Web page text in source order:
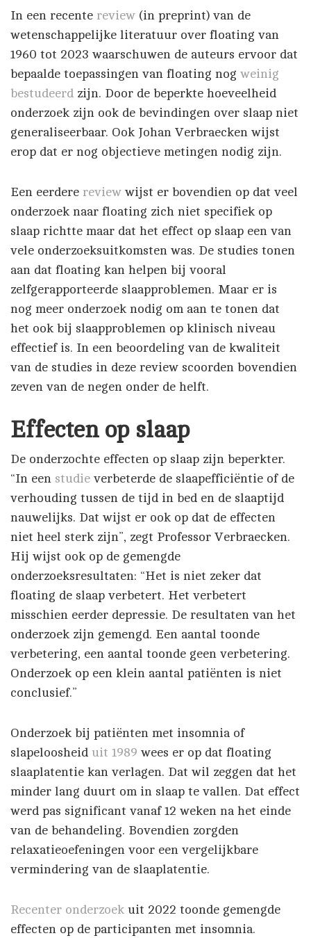
In een recente review (in preprint) van de
wetenschappelijke literatuur over floating van
1960 tot 2023 waarschuwen de auteurs ervoor dat
bepaalde toepassingen van floating nog weinig
bestudeerd zijn. Door de beperkte hoeveelheid
onderzoek zijn ook de bevindingen over slaap niet
generaliseerbaar. Ook Johan Verbraecken wijst
erop dat er nog objectieve metingen nodig zijn.
Een eerdere review wijst er bovendien op dat veel
onderzoek naar floating zich niet specifiek op
slaap richtte maar dat het effect op slaap een van
vele onderzoeksuitkomsten was. De studies tonen
aan dat floating kan helpen bij vooral
zelfgerapporteerde slaapproblemen. Maar er is
nog meer onderzoek nodig om aan te tonen dat
het ook bij slaapproblemen op klinisch niveau
effectief is. In een beoordeling van de kwaliteit
van de studies in deze review scoorden bovendien
zeven van de negen onder de helft.
Effecten op slaap
De onderzochte effecten op slaap zijn beperkter.
“In een studie verbeterde de slaapefficiëntie of de
verhouding tussen de tijd in bed en de slaaptijd
nauwelijks. Dat wijst er ook op dat de effecten
niet heel sterk zijn”, zegt Professor Verbraecken.
Hij wijst ook op de gemengde
onderzoeksresultaten: “Het is niet zeker dat
floating de slaap verbetert. Het verbetert
misschien eerder depressie. De resultaten van het
onderzoek zijn gemengd. Een aantal toonde
verbetering, een aantal toonde geen verbetering.
Onderzoek op een klein aantal patiënten is niet
conclusief.”
Onderzoek bij patiënten met insomnia of
slapeloosheid uit 1989 wees er op dat floating
slaaplatentie kan verlagen. Dat wil zeggen dat het
minder lang duurt om in slaap te vallen. Dat effect
werd pas significant vanaf 12 weken na het einde
van de behandeling. Bovendien zorgden
relaxatieoefeningen voor een vergelijkbare
vermindering van de slaaplatentie.
Recenter onderzoek uit 2022 toonde gemengde
effecten op de participanten met insomnia.